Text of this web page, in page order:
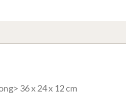
36 x 24 x 12 cm